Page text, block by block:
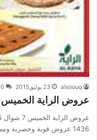
alsoouq 23 يوليو,2015 0
عروض الراية الخميس 7 شوال 1436
1436 عروض قوية وحصرية ومميزه وفيها افضل المنتجات والعروض…